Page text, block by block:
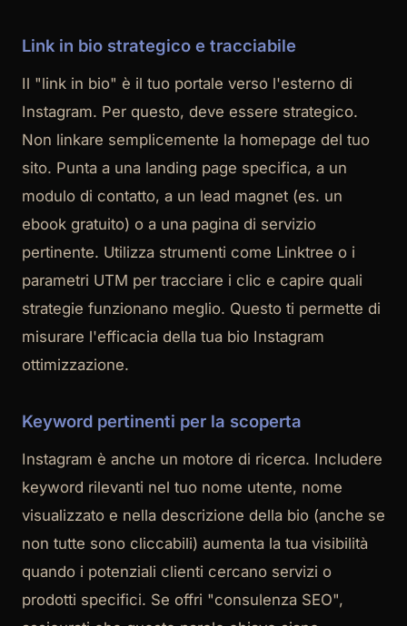
Link in bio strategico e tracciabile
Il "link in bio" è il tuo portale verso l'esterno di
Instagram. Per questo, deve essere strategico.
Non linkare semplicemente la homepage del tuo
sito. Punta a una landing page specifica, a un
modulo di contatto, a un lead magnet (es. un
ebook gratuito) o a una pagina di servizio
pertinente. Utilizza strumenti come Linktree o i
parametri UTM per tracciare i clic e capire quali
strategie funzionano meglio. Questo ti permette di
misurare l'efficacia della tua bio Instagram
ottimizzazione.
Keyword pertinenti per la scoperta
Instagram è anche un motore di ricerca. Includere
keyword rilevanti nel tuo nome utente, nome
visualizzato e nella descrizione della bio (anche se
non tutte sono cliccabili) aumenta la tua visibilità
quando i potenziali clienti cercano servizi o
prodotti specifici. Se offri "consulenza SEO",